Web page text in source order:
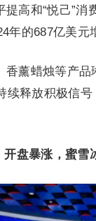
提高和“悦己”
年的687亿美元
香薰蜡烛等产
续释放积极信
开盘暴涨，蜜雪